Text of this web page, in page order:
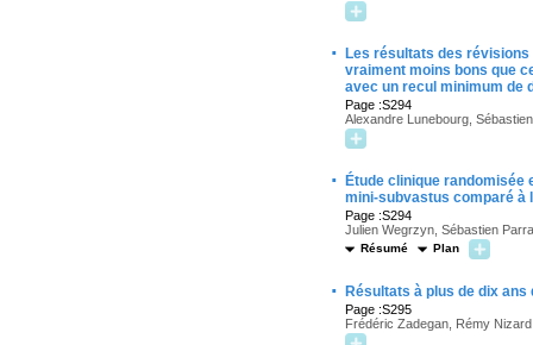
·
Les résultats des
vraiment moins bons que
avec un recul minimum de
Page :S294
Alexandre Lunebourg,
·
Étude clinique randomisée
mini-subvastus comparé à
Page :S294
Julien Wegrzyn, Sébastien
Résumé Plan
· Résultats à plus de dix
Page :S295
Frédéric Zadegan, Rémy